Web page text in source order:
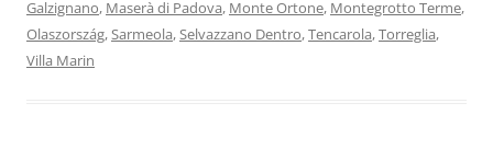
Galzignano, Maserà di Padova, Monte Ortone, Montegrotto Terme,
Olaszország,Sarmeola,Selvazzano Dentro,Tencarola,Torreglia,
Villa Marin